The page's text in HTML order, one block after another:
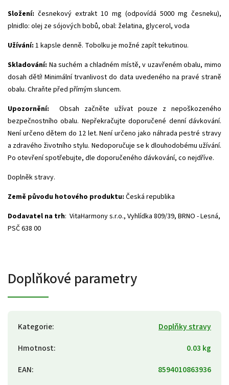
Složení: česnekový extrakt 10 mg (odpovídá 5000 mg česneku),
plnidlo: olej ze sójových bobů, obal: želatina, glycerol, voda
Užívání: 1 kapsle denně. Tobolku je možné zapít tekutinou.
Skladování: Na suchém a chladném místě, v uzavřeném obalu, mimo
dosah dětí! Minimální trvanlivost do data uvedeného na pravé straně
obalu. Chraňte před přímým sluncem.
Upozornění:
Obsah začněte užívat pouze z nepoškozeného
bezpečnostního obalu. Nepřekračujte doporučené denní dávkování.
Není určeno dětem do 12 let. Není určeno jako náhrada pestré stravy
a zdravého životního stylu. Nedoporučuje se k dlouhodobému užívání.
Po otevření spotřebujte, dle doporučeného dávkování, co nejdříve.
Doplněk stravy.
Země původu hotového produktu: Česká republika
Dodavatel na trh: VitaHarmony s.r.o., Vyhlídka 809/39, BRNO - Lesná,
PSČ 638 00
Doplňkové parametry
Kategorie:
Doplňky stravy
Hmotnost:
0.03 kg
EAN:
8594010863936